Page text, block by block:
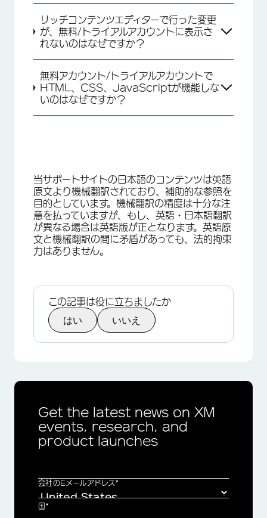
×
リッチコンテンツエディターで行った変更
が、無料/トライアルアカウントに表示さ
れないのはなぜですか？
無料アカウント/トライアルアカウントで
HTML、CSS、JavaScriptが機能しな
いのはなぜですか？
当サポートサイトの日本語のコンテンツは英語
原文より機械翻訳されており、補助的な参照を
目的としています。機械翻訳の精度は十分な注
意を払っていますが、もし、英語・日本語翻訳
が異なる場合は英語版が正となります。英語原
文と機械翻訳の間に矛盾があっても、法的拘束
力はありません。
この記事は役に立ちましたか
はい いいえ
Get the latest news on XM
events, research, and
product launches
会社のEメールアドレス*
国*